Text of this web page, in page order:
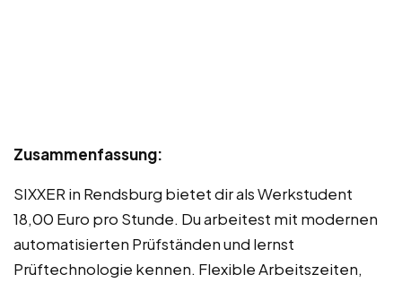
Zusammenfassung:
SIXXER in Rendsburg bietet dir als Werkstudent
18,00 Euro pro Stunde. Du arbeitest mit modernen
automatisierten Prüfständen und lernst
Prüftechnologie kennen. Flexible Arbeitszeiten,